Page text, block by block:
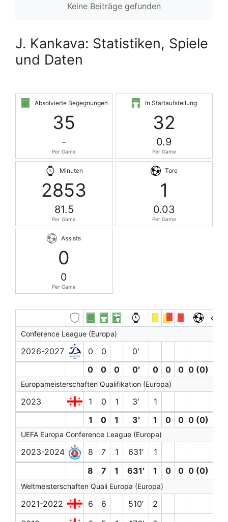
Keine Beiträge gefunden
J. Kankava: Statistiken, Spiele
und Daten
Absolvierte Begegnungen
35
-
Per Game
In Startaufstellung
32
0.9
Per Game
Minuten
2853
81.5
Per Game
Tore
1
0.03
Per Game
Assists
0
0
Per Game
Conference League (Europa)
2026-2027 0 0
0′
0
0 0 0′ 0 0 0 0 (0)
Europameisterschaften Qualifikation (Europa)
2023 1 0 1 3′
1
1
0 1 3′ 1 0 0 0 (0)
UEFA Europa Conference League (Europa)
2023-2024 8 7 1 631′
1
8
7 1 631′ 1 0 0 0 (0)
Weltmeisterschaften Quali Europa (Europa)
2021-2022 6 6 510′
2